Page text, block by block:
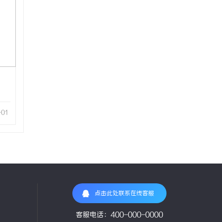
点击此处联系在线客服
客服电话：400-000-0000